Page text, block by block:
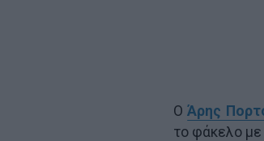
ΟΆρης
το φάκελο με